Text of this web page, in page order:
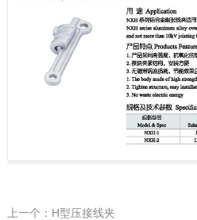
上一个：H型压接线夹